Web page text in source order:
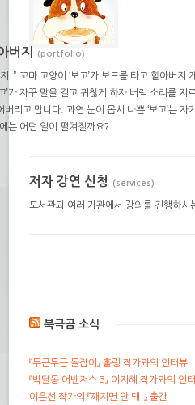
버지 (portfolio)
!” 꼬마 고양이 ‘보고’가 보드를 타고 할아버지
’가 자꾸 말을 걸고 귀찮게 하자 버럭 소리를 지
버리고 맙니다. 과연 눈이 몹시 나쁜 ‘보고’는
는 어떤 일이 펼쳐질까요?
저자 강연 신청 (services)
도서관과 여러 기관에서 강의를 진행하시
북극곰 소식
『두근두근 돌잡이』 홀링 작가와의 인터뷰
『박달동 어벤저스 3』 이지혜 작가와의 인
이은선 작가의 『깨지면 안 돼!』 출간